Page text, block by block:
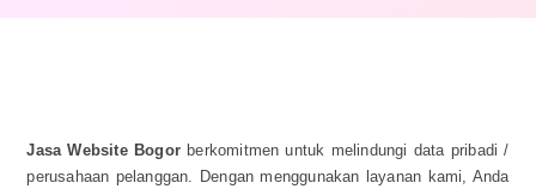
Jasa Website Bogor berkomitmen untuk melindungi data pribadi /
perusahaan pelanggan. Dengan menggunakan layanan kami, Anda